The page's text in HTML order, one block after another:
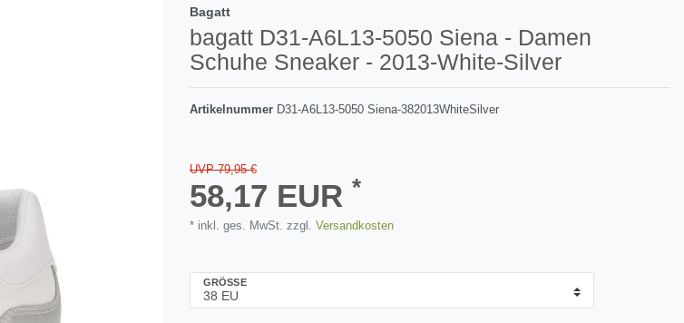
Bagatt
bagatt D31-A6L13-5050 Siena - Damen
Schuhe Sneaker - 2013-White-Silver
Artikelnummer D31-A6L13-5050 Siena-382013WhiteSilver
UVP 79,95 €
58,17 EUR *
* inkl. ges. MwSt. zzgl. Versandkosten
GRÖSSE